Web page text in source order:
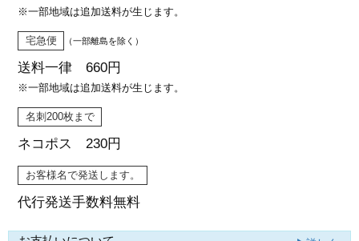
※一部地域は追加送料が生じます。
宅急便 （一部離島を除く）
送料一律 660円
※一部地域は追加送料が生じます。
名刺200枚まで
ネコポス 230円
お客様名で発送します。
代行発送手数料無料